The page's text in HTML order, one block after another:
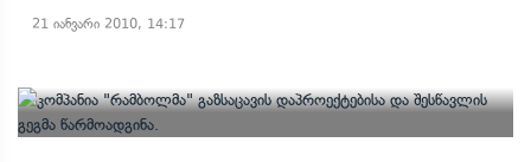
21 იანვარი 2010, 14:17